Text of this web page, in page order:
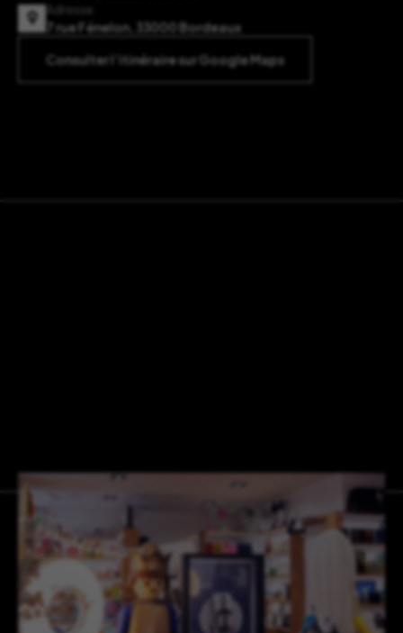
Adresse
7 rue Fénelon, 33000 Bordeaux
Consulter l’itinéraire sur Google Maps